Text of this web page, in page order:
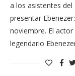
a los asistentes del
presentar
noviembre. El
legendario